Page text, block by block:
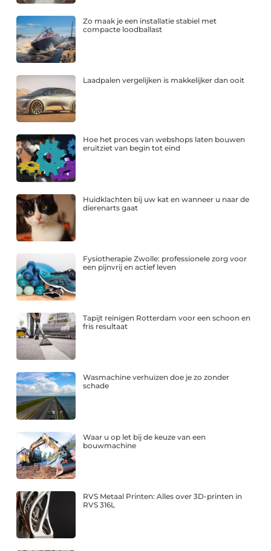
Zo maak je een installatie stabiel met
compacte loodballast
Laadpalen vergelijken is makkelijker dan ooit
Hoe het proces van webshops laten bouwen
eruitziet van begin tot eind
Huidklachten bij uw kat en wanneer u naar de
dierenarts gaat
Fysiotherapie Zwolle: professionele zorg voor
een pijnvrij en actief leven
Tapijt reinigen Rotterdam voor een schoon en
fris resultaat
Wasmachine verhuizen doe je zo zonder
schade
Waar u op let bij de keuze van een
bouwmachine
RVS Metaal Printen: Alles over 3D-printen in
RVS 316L